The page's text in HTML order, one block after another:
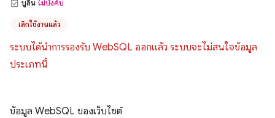
บูลีน ไม่บังคับ
เลิกใช้งานแล้ว
ระบบได้นำการรองรับ WebSQL ออกแล้ว ระบบจะไม่สนใจข้อมูล
ประเภทนี้
ข้อมูล WebSQL ของเว็บไซต์